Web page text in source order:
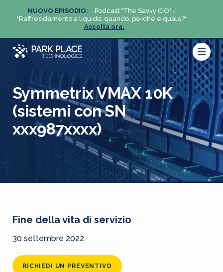
NUOVO EPISODIO:
Podcast "The Savvy CIO" -
"Raffreddamento a liquido: quando, perché e quale?"
Ascolta ora.
Symmetrix VMAX 10K
(sistemi con SN
xxx987xxxx)
Fine della vita di servizio
30 settembre 2022
RICHIEDI UN PREVENTIVO